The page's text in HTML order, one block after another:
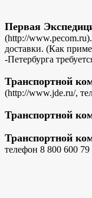
Первая
(http://
доставки. (Как
-Петербурга
Транспортной
(http://www.jde.ru/,
Транспортной
Транспортной
телефон 8 800 600 79